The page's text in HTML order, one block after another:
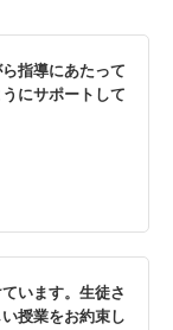
指導にあたって
にサポートして
います。生徒さ
授業をお約束し